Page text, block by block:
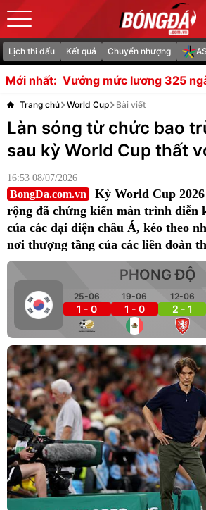
Lịch thi đấu Kết quả Chuyển nhượng
Mới nhất:
lương 325 ngàn bảng, MU bế tắc
Trang chủ World Cup Bài viết
Làn sóng từ chức bao
sau kỳ World Cup thất
16:53 08/07/2026
BongDa.com.vn
Kỳ World Cup
rộng đã chứng kiến màn trình diễn
của các đại diện châu Á, kéo theo
nơi thượng tầng của các liên đoàn
PHONG ĐỘ
25-06
1 - 0
19-06
1 - 0
12-06
2 - 1